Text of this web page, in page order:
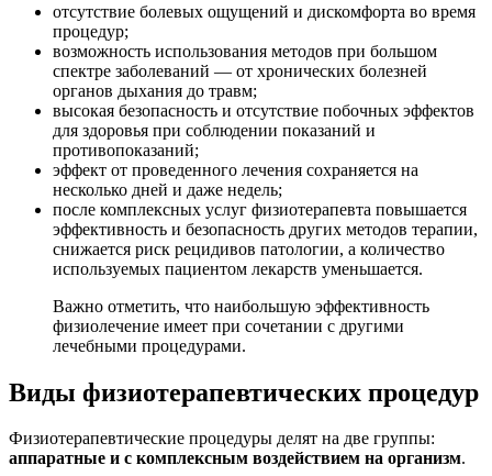
отсутствие болевых ощущений и дискомфорта во время
процедур;
возможность использования методов при большом
спектре заболеваний — от хронических болезней
органов дыхания до травм;
высокая безопасность и отсутствие побочных эффектов
для здоровья при соблюдении показаний и
противопоказаний;
эффект от проведенного лечения сохраняется на
несколько дней и даже недель;
после комплексных услуг физиотерапевта повышается
эффективность и безопасность других методов терапии,
снижается риск рецидивов патологии, а количество
используемых пациентом лекарств уменьшается.
Важно отметить, что наибольшую эффективность
физиолечение имеет при сочетании с другими
лечебными процедурами.
Виды физиотерапевтических процедур
Физиотерапевтические процедуры делят на две группы:
аппаратные и с комплексным воздействием на организм.